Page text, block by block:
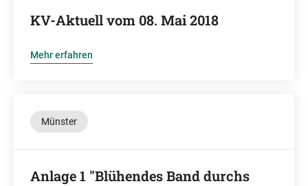
KV-Aktuell vom 08. Mai 2018
Mehr erfahren
Münster
Anlage 1 "Blühendes Band durchs